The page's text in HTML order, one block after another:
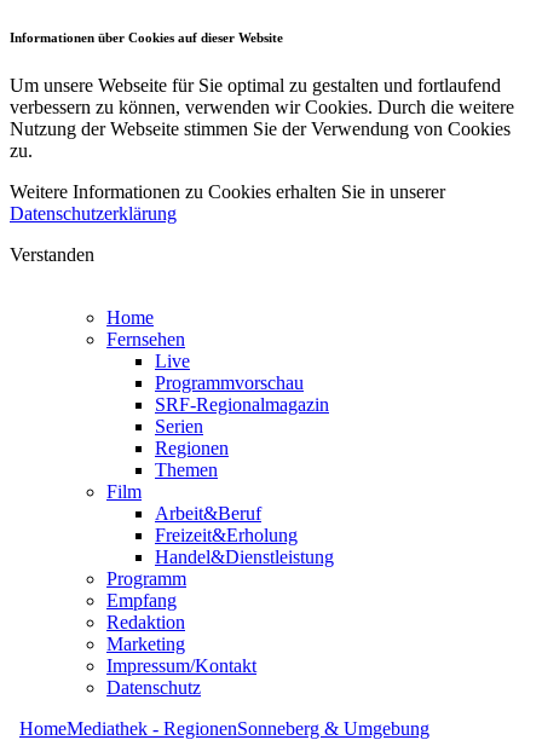
Informationen über Cookies auf dieser Website
Um unsere Webseite für Sie optimal zu gestalten und fortlaufend
verbessern zu können, verwenden wir Cookies. Durch die weitere
Nutzung der Webseite stimmen Sie der Verwendung von Cookies
zu.
Weitere Informationen zu Cookies erhalten Sie in unserer
Datenschutzerklärung
Verstanden
Home
Fernsehen
Live
Programmvorschau
SRF-Regionalmagazin
Serien
Regionen
Themen
Film
Arbeit&Beruf
Freizeit&Erholung
Handel&Dienstleistung
Programm
Empfang
Redaktion
Marketing
Impressum/Kontakt
Datenschutz
HomeMediathek - RegionenSonneberg & Umgebung